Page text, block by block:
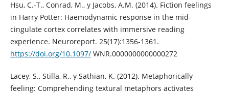
Hsu, C.-T., Conrad, M., y Jacobs, A.M. (2014). Fiction feelings
in Harry Potter: Haemodynamic response in the mid-
cingulate cortex correlates with immersive reading
experience. Neuroreport. 25(17):1356-1361.
https://doi.org/10.1097/WNR.0000000000000272
Lacey, S., Stilla, R., y Sathian, K. (2012). Metaphorically
feeling: Comprehending textural metaphors activates